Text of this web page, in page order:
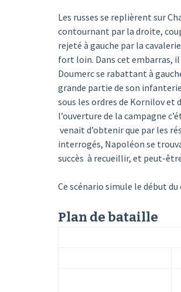
Les russes se replièrent sur
contournant par la droite,
rejeté à gauche par la
fort loin. Dans cet embarras, il
Doumerc se rabattant à
grande partie de son
sous les ordres de Kornilov et
l’ouverture de la campagne
venait d’obtenir que par les
interrogés, Napoléon se
succès à recueillir, et peut-
Ce scénario simule le début
Plan de bataille